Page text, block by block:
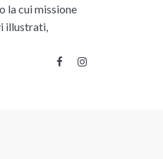
la cui missione
illustrati,